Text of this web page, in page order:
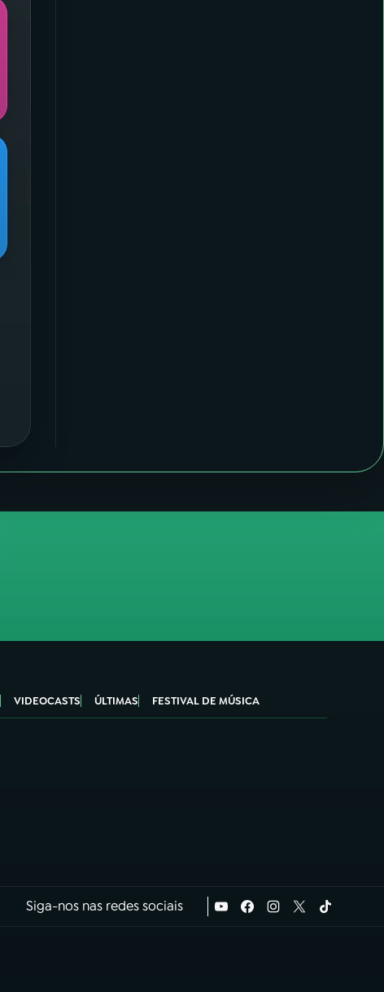
VIDEOCASTS ÚLTIMAS FESTIVAL DE MÚSICA
Siga-nos nas redes sociais